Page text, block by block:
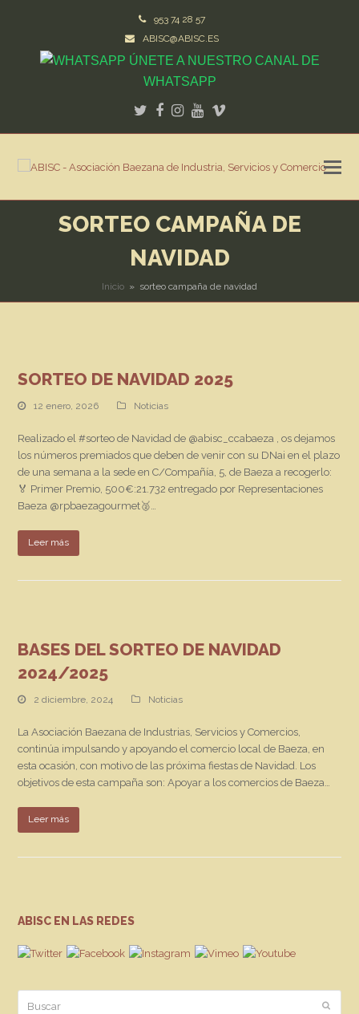
953 74 28 57
ABISC@ABISC.ES
ÚNETE A NUESTRO CANAL DE
WHATSAPP
Twitter
Facebook
Instagram
Youtube
Vimeo
SORTEO CAMPAÑA DE
NAVIDAD
Inicio » sorteo campaña de navidad
SORTEO DE NAVIDAD 2025
12 enero, 2026 Noticias
Realizado el #sorteo de Navidad de @abisc_ccabaeza , os dejamos
los números premiados que deben de venir con su DNai en el plazo
de una semana a la sede en C/Compañía, 5, de Baeza a recogerlo:
🏅 Primer Premio, 500€:21.732 entregado por Representaciones
Baeza @rpbaezagourmet🥈…
Leer más
BASES DEL SORTEO DE NAVIDAD
2024/2025
2 diciembre, 2024 Noticias
La Asociación Baezana de Industrias, Servicios y Comercios,
continúa impulsando y apoyando el comercio local de Baeza, en
esta ocasión, con motivo de las próxima fiestas de Navidad. Los
objetivos de esta campaña son: Apoyar a los comercios de Baeza…
Leer más
ABISC EN LAS REDES
Enviar